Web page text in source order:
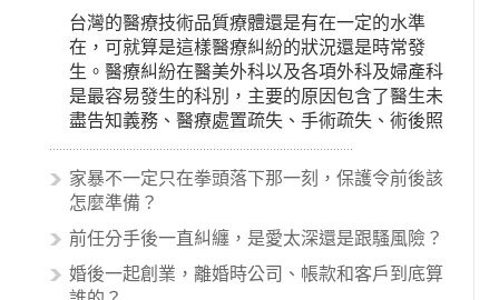
台灣的醫療技術品質療體還是有在一定的水準
在，可就算是這樣醫療糾紛的狀況還是時常發
生。醫療糾紛在醫美外科以及各項外科及婦產科
是最容易發生的科別，主要的原因包含了醫生未
盡告知義務、醫療處置疏失、手術疏失、術後照
顧失當、醫療費用的收取。雖然醫學進步，但醫
生與病患之間引起的糾紛還是經常發生。很多案
例中最後都走向訴訟流程，我們如果不幸遇到相
的內容其實非常多，有些案例…
家暴不一定只在拳頭落下那一刻，保護令前後該
怎麼準備？
前任分手後一直糾纏，是愛太深還是跟騷風險？
婚後一起創業，離婚時公司、帳款和客戶到底算